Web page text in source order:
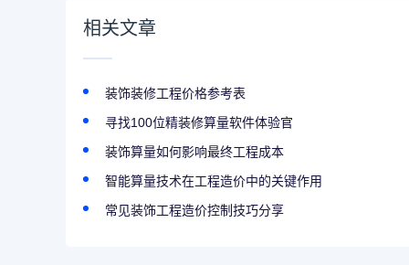
相关文章
装饰装修工程价格参考表
寻找100位精装修算量软件体验官
装饰算量如何影响最终工程成本
智能算量技术在工程造价中的关键作用
常见装饰工程造价控制技巧分享